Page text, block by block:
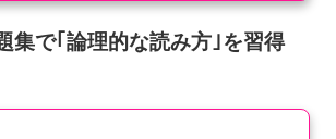
集で｢論理的な読み方｣を習得